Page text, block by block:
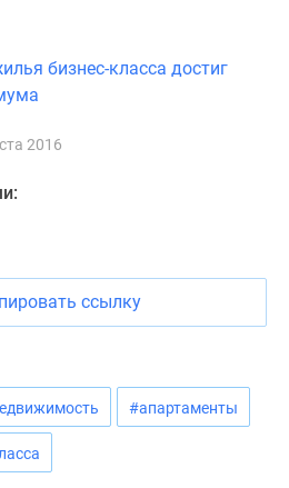
бизнес-класса достиг
2016
ссылку
#апартаменты